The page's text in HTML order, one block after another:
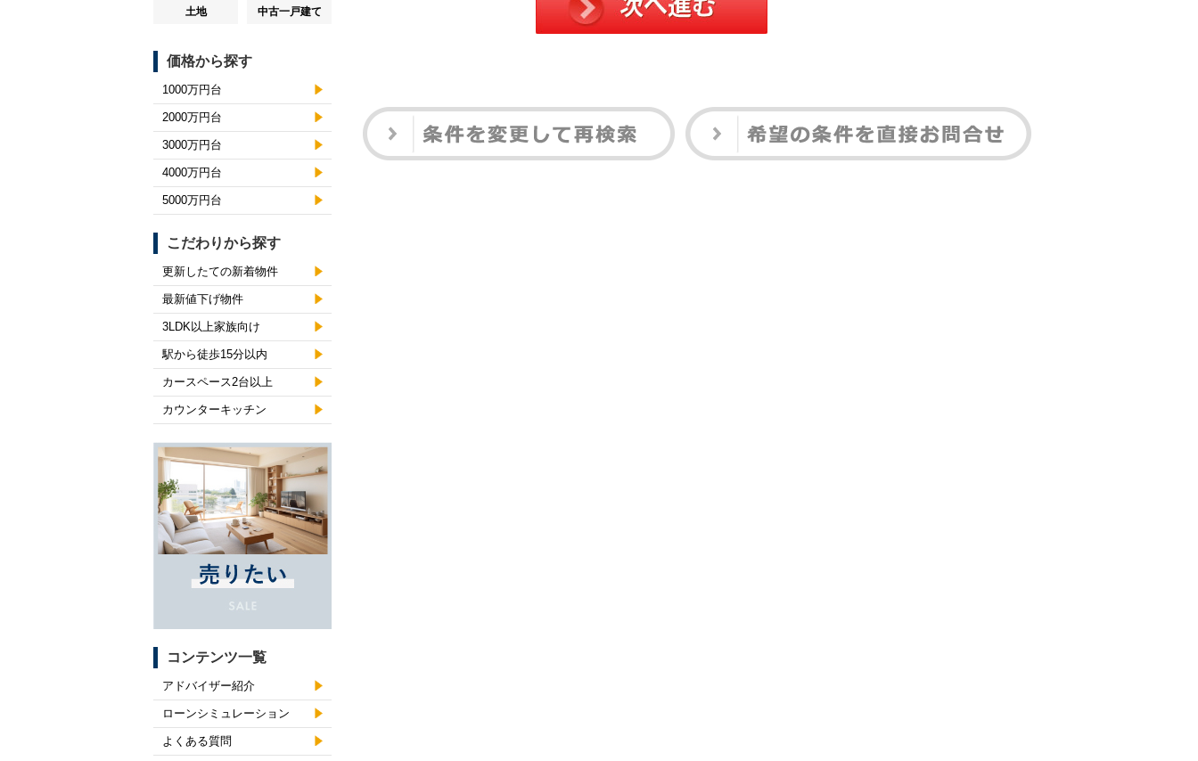
土地 中古一戸建て
価格から探す
1000万円台
2000万円台
3000万円台
4000万円台
5000万円台
こだわりから探す
更新したての新着物件
最新値下げ物件
3LDK以上家族向け
駅から徒歩15分以内
カースペース2台以上
カウンターキッチン
コンテンツ一覧
アドバイザー紹介
ローンシミュレーション
よくある質問